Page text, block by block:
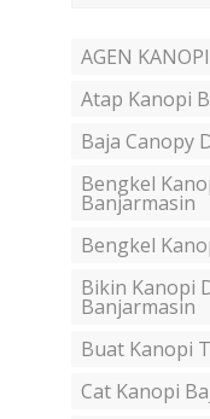
AGEN
Atap Kanopi
Baja Canopy
Bengkel
Banjarmasin
Bengkel
Bikin Kanopi
Banjarmasin
Buat Kanopi
Cat Kanopi